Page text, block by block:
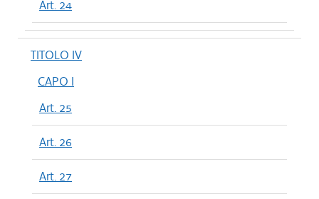
Art. 24
TITOLO IV
CAPO I
Art. 25
Art. 26
Art. 27